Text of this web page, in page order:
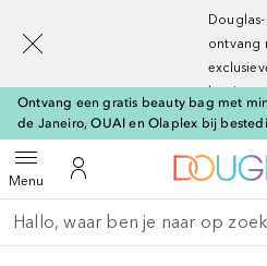
ontvang
Ontvang een gratis beauty bag met
de Janeiro, OUAI en Olaplex bij
MenuOpen menuNaar Mijn Account
Ga terug
Zoekopdracht uitvoeren
[navigation.slideout.screenreader]